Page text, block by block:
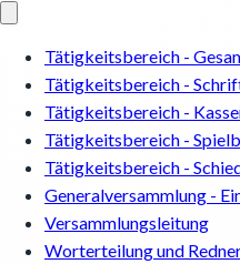
Tätigkeitsbereich -
Tätigkeitsbereich -
Tätigkeitsbereich -
Tätigkeitsbereich -
Tätigkeitsbereich -
Generalversammlung -
Versammlungsleitung
Worterteilung und